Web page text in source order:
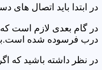
در ابتدا باید اتصال
در گام بعدی لازم است که
درب فرسوده شده
در نظر داشته باشید که